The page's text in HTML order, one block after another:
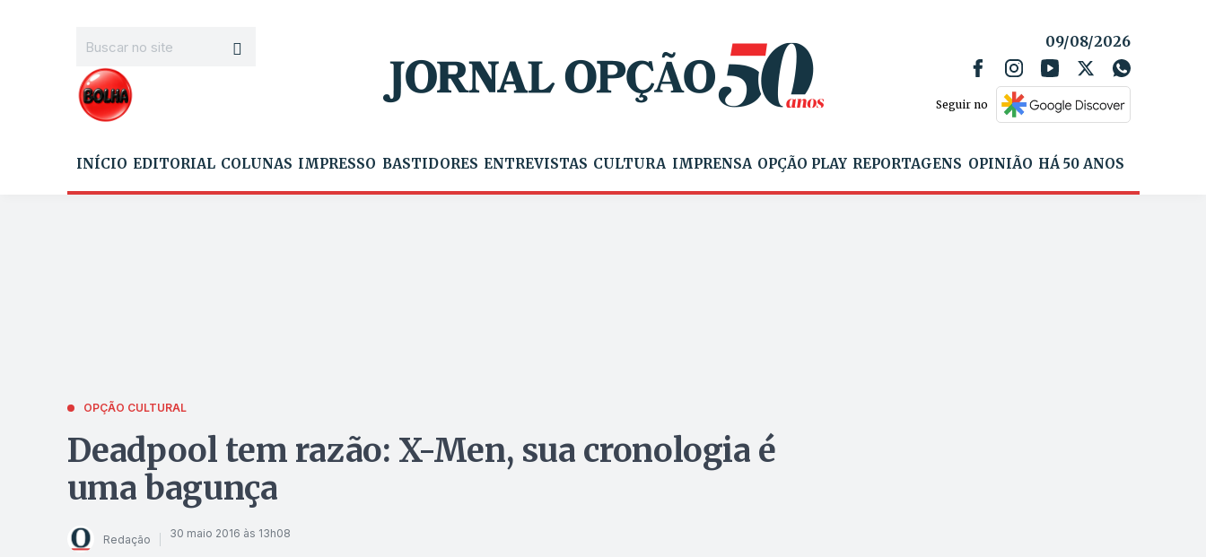
09/08/2026
Seguir no
INÍCIO EDITORIAL COLUNAS IMPRESSO BASTIDORES ENTREVISTAS CULTURA IMPRENSA OPÇÃO PLAY REPORTAGENS OPINIÃO HÁ 50 ANOS
OPÇÃO CULTURAL
Deadpool tem razão: X-Men, sua cronologia é
uma bagunça
Redação 30 maio 2016 às 13h08